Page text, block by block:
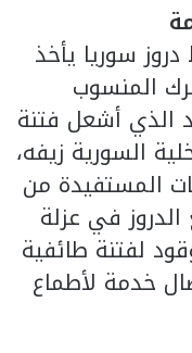
سوريا يأخذ
المنسوب
الذي أشعل فتنة
السورية زيفه،
المستفيدة من
في عزلة
لفتنة طائفية
خدمة لأطماع